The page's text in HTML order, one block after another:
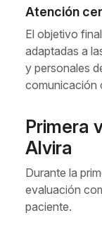
Atención
El objetivo
adaptadas a
y personales
comunicación
Primera
Alvira
Durante la
evaluación
paciente.